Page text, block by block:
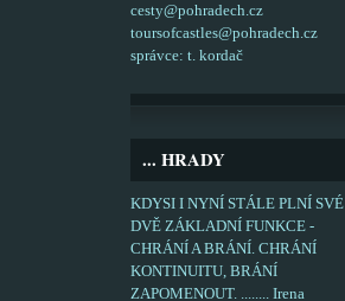
cesty@pohradech.cz
toursofcastles@pohradech.cz
správce: t. kordač
... HRADY
KDYSI I NYNÍ STÁLE PLNÍ SVÉ
DVĚ ZÁKLADNÍ FUNKCE -
CHRÁNÍ A BRÁNÍ. CHRÁNÍ
KONTINUITU, BRÁNÍ
ZAPOMENOUT. ........ Irena